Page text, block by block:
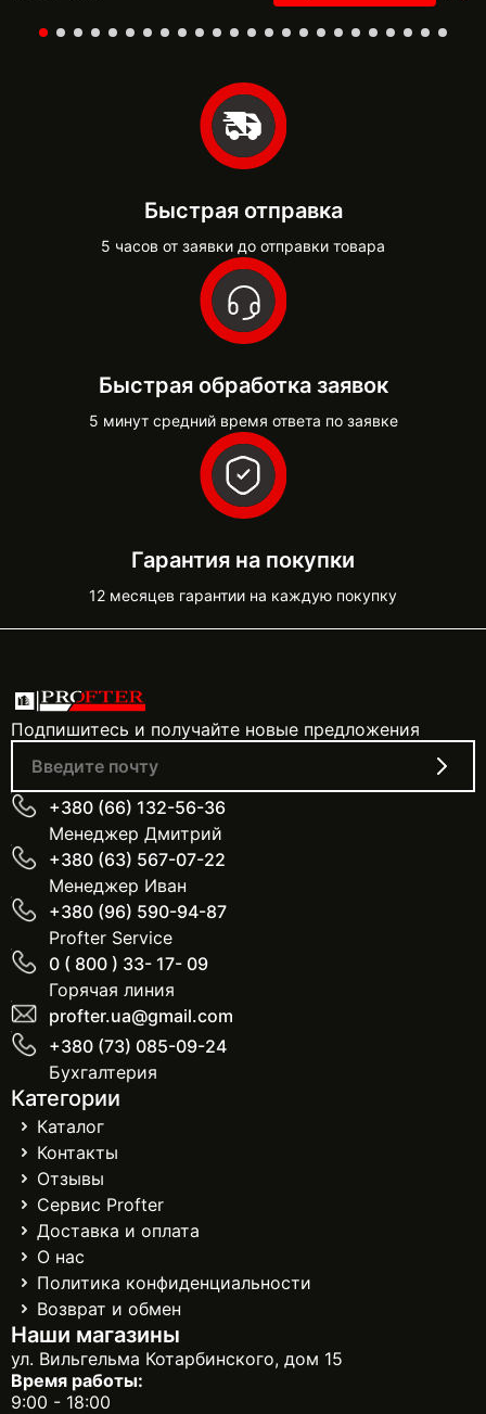
Быстрая отправка
5 часов от заявки до отправки товара
Быстрая обработка заявок
5 минут средний время ответа по заявке
Гарантия на покупки
12 месяцев гарантии на каждую покупку
Подпишитесь и получайте новые предложения
+380 (66) 132-56-36
Менеджер Дмитрий
+380 (63) 567-07-22
Менеджер Иван
+380 (96) 590-94-87
Profter Service
0 ( 800 ) 33- 17- 09
Горячая линия
profter.ua@gmail.com
+380 (73) 085-09-24
Бухгалтерия
Категории
Каталог
Контакты
Отзывы
Сервис Profter
Доставка и оплата
О нас
Политика конфиденциальности
Возврат и обмен
Наши магазины
ул. Вильгельма Котарбинского, дом 15
Время работы:
9:00 - 18:00